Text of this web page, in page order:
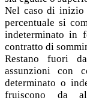
Nel caso di
percentuale si
indeterminato in
contratto di
Restano fuori
assunzioni con
determinato o
fruiscono da